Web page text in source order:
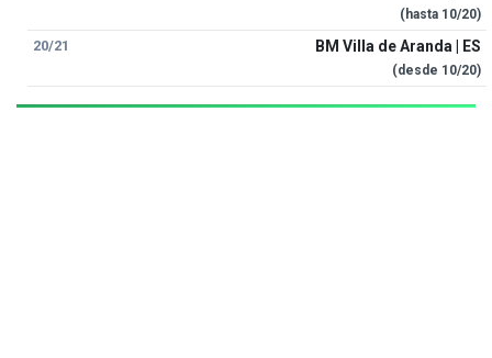
(hasta 10/20)
20/21 BM Villa de Aranda | ES
(desde 10/20)